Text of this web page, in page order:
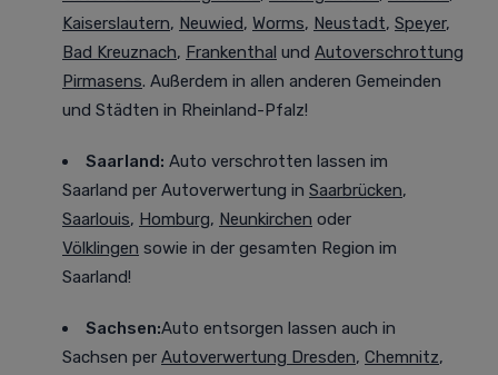
Kaiserslautern, Neuwied, Worms, Neustadt, Speyer,
Bad Kreuznach, Frankenthal und Autoverschrottung
Pirmasens. Außerdem in allen anderen Gemeinden
und Städten in Rheinland-Pfalz!
Saarland: Auto verschrotten lassen im
Saarland per Autoverwertung in Saarbrücken,
Saarlouis, Homburg, Neunkirchen oder
Völklingen sowie in der gesamten Region im
Saarland!
Sachsen:Auto entsorgen lassen auch in
Sachsen per Autoverwertung Dresden, Chemnitz,